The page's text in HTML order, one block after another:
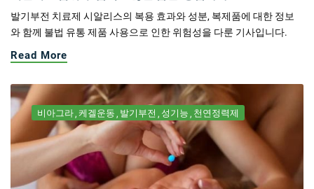
발기부전 치료제 시알리스의 복용 효과와 성분, 복제품에 대한 정보
와 함께 불법 유통 제품 사용으로 인한 위험성을 다룬 기사입니다.
Read More
비아그라 케겔운동 발기부전 성기능 천연정력제